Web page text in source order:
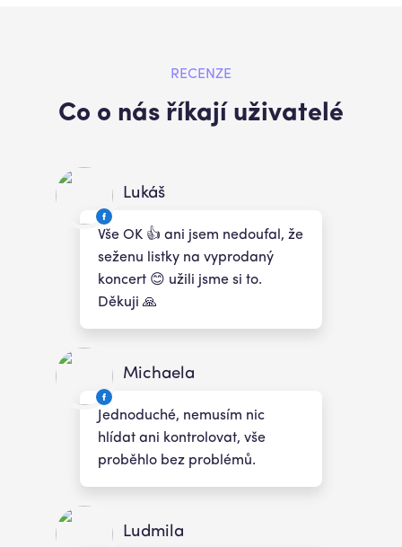
RECENZE
Co o nás říkají uživatelé
Lukáš
Vše OK 👍 ani jsem nedoufal, že
seženu listky na vyprodaný
koncert 😊 užili jsme si to.
Děkuji 🙏
Michaela
Jednoduché, nemusím nic
hlídat ani kontrolovat, vše
proběhlo bez problémů.
Ludmila